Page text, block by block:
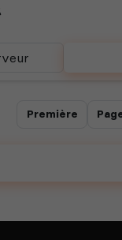
Première